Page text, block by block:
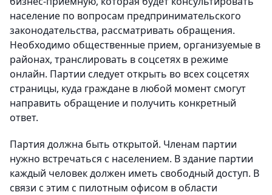
население по вопросам предпринимательского
законодательства, рассматривать обращения.
Необходимо общественные прием, организуемые в
районах, транслировать в соцсетях в режиме
онлайн. Партии следует открыть во всех соцсетях
страницы, куда граждане в любой момент смогут
направить обращение и получить конкретный
ответ.
Партия должна быть открытой. Членам партии
нужно встречаться с населением. В здание партии
каждый человек должен иметь свободный доступ. В
связи с этим с пилотным офисом в области